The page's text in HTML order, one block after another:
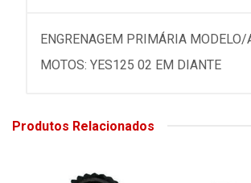
ENGRENAGEM PRIMÁRIA MODELO/
MOTOS: YES125 02 EM DIANTE
Produtos Relacionados